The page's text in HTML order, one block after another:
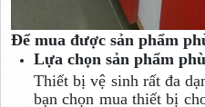
Để mua được sản phẩm
Lựa chọn sản phẩm
Thiết bị vệ sinh rất đa
bạn chọn mua thiết bị